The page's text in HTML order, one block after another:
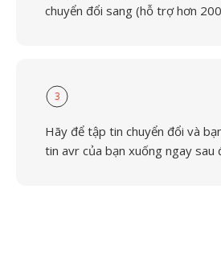
chuyển đổi sang (hỗ trợ hơn
3
Hãy để tập tin chuyển đổi và
tin avr của bạn xuống ngay sau